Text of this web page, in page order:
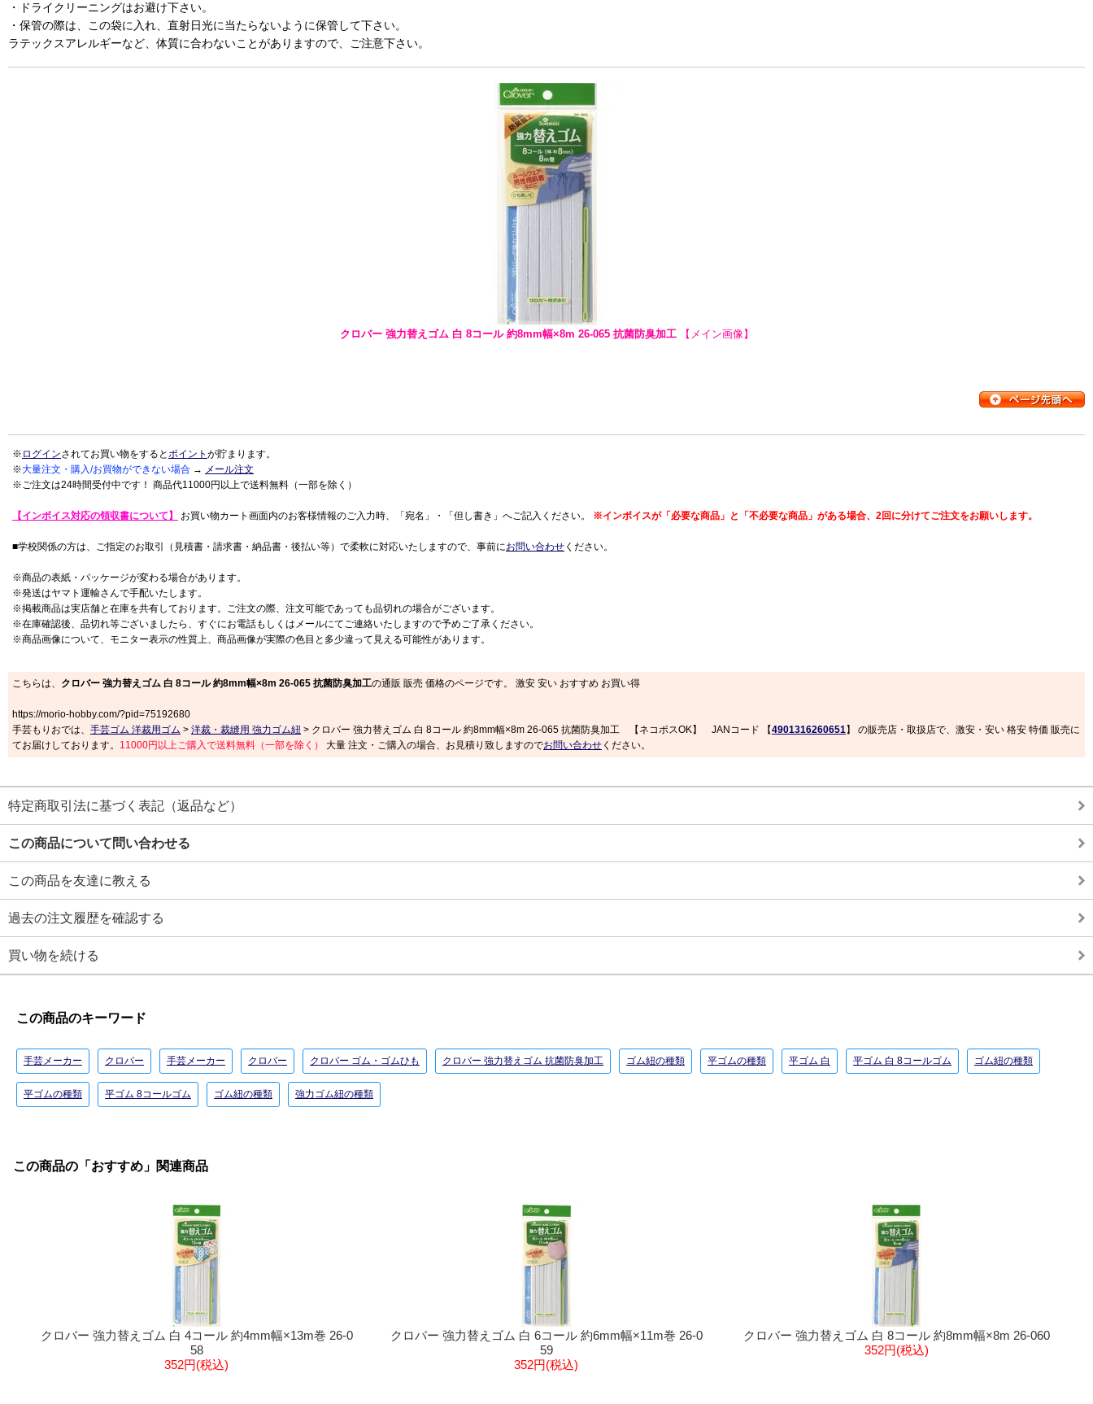
・ドライクリーニングはお避け下さい。
・保管の際は、この袋に入れ、直射日光に当たらないように保管して下さい。
ラテックスアレルギーなど、体質に合わないことがありますので、ご注意下さい。
クロバー 強力替えゴム 白 8コール 約8mm幅×8m 26-065 抗菌防臭加工【メイン画像】
※ ログインされてお買い物をするとポイント が貯まります。
※大量注文・購入/お買物ができない場合 → メール注文
※ご注文は24時間受付中です！ 商品代11000円以上で送料無料（一部を除く）
【インボイス対応の領収書について】 お買い物カート画面内のお客様情報のご入力時、「宛名」・「但し書き」へご記入ください。 ※インボイスが「必要な商品」と「不必要な商品」がある場合、2回に分けてご注文をお願いします。
■学校関係の方は、ご指定のお取引（見積書・請求書・納品書・後払い等）で柔軟に対応いたしますので、事前にお問い合わせ ください。
※商品の表紙・パッケージが変わる場合があります。
※発送はヤマト運輸さんで手配いたします。
※掲載商品は実店舗と在庫を共有しております。ご注文の際、注文可能であっても品切れの場合がございます。
※在庫確認後、品切れ等ございましたら、すぐにお電話もしくはメールにてご連絡いたしますので予めご了承ください。
※商品画像について、モニター表示の性質上、商品画像が実際の色目と多少違って見える可能性があります。
こちらは、 クロバー 強力替えゴム 白 8コール 約8mm幅×8m 26-065 抗菌防臭加工の通販 販売 価格のページです。 激安 安い おすすめ お買い得
https://morio-hobby.com/?pid=75192680
手芸もりおでは、 手芸ゴム 洋裁用ゴム > 洋裁・裁縫用 強力ゴム紐 > クロバー 強力替えゴム 白 8コール 約8mm幅×8m 26-065 抗菌防臭加工 【ネコポスOK】 JANコード 【4901316260651】 の販売店・取扱店で、激安・安い 格安 特価 販売に
てお届けしております。 11000円以上ご購入で送料無料（一部を除く） 大量 注文・ご購入の場合、お見積り致しますのでお問い合わせ ください。
特定商取引法に基づく表記（返品など）
この商品について問い合わせる
この商品を友達に教える
過去の注文履歴を確認する
買い物を続ける
この商品のキーワード
手芸メーカー クロバー 手芸メーカー クロバー クロバー ゴム・ゴムひも クロバー 強力替えゴム 抗菌防臭加工 ゴム紐の種類 平ゴムの種類 平ゴム 白 平ゴム 白 8コールゴム ゴム紐の種類
平ゴムの種類 平ゴム 8コールゴム ゴム紐の種類 強力ゴム紐の種類
この商品の「おすすめ」関連商品
クロバー 強力替えゴム 白 4コール 約4mm幅×13m巻 26-0
58
352円(税込)
クロバー 強力替えゴム 白 6コール 約6mm幅×11m巻 26-0
59
352円(税込)
クロバー 強力替えゴム 白 8コール 約8mm幅×8m 26-060
352円(税込)